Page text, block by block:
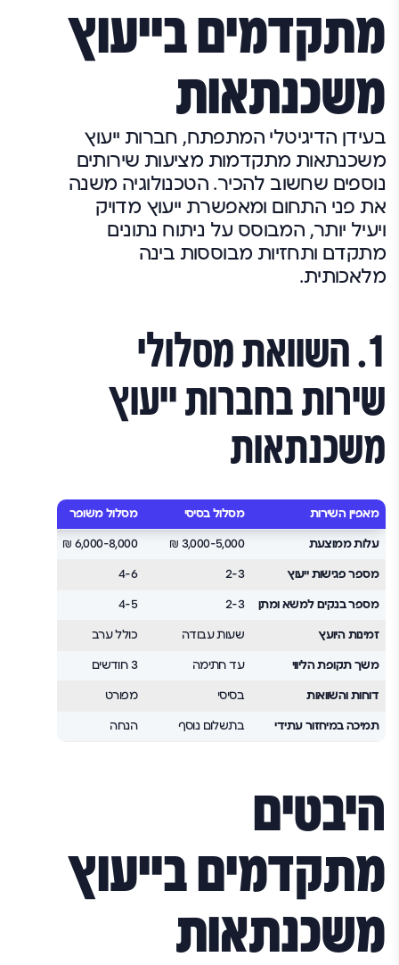
מתקדמים בייעוץ
משכנתאות
בעידן הדיגיטלי המתפתח, חברות ייעוץ
משכנתאות מתקדמות מציעות שירותים
נוספים שחשוב להכיר. הטכנולוגיה משנה
את פני התחום ומאפשרת ייעוץ מדויק
ויעיל יותר, המבוסס על ניתוח נתונים
מתקדם ותחזיות מבוססות בינה
מלאכותית.
1. השוואת מסלולי
שירות בחברות ייעוץ
משכנתאות
מאפיין השירות מסלול בסיסי מסלול משופר
עלות ממוצעת 3,000-5,000 ₪
6,000-8,000 ₪
מספר פגישות ייעוץ 2-3
4-6
מספר בנקים למשא ומתן 2-3
4-5
זמינות היועץ שעות עבודה כולל ערב
משך תקופת הליווי עד חתימה 3 חודשים
דוחות והשוואות בסיסי מפורט
תמיכה במיחזור עתידי בתשלום נוסף הנחה
היבטים
מתקדמים בייעוץ
משכנתאות